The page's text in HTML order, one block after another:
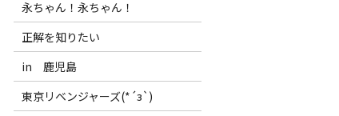
永ちゃん！永ちゃん！
正解を知りたい
in 鹿児島
東京リベンジャーズ(*´з`)